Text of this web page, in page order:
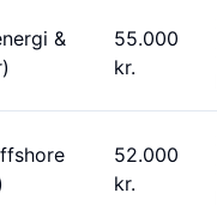
&
55.000
kr.
52.000
kr.